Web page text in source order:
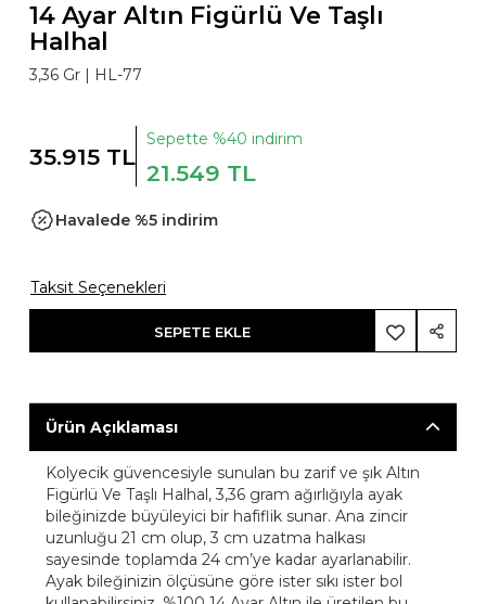
14 Ayar Altın Figürlü Ve Taşlı
Halhal
3,36 Gr | HL-77
35.915 TL
Sepette %40 indirim
21.549 TL
Havalede %5 indirim
Taksit Seçenekleri
SEPETE EKLE
Ürün Açıklaması
Kolyecik güvencesiyle sunulan bu zarif ve şık Altın
Figürlü Ve Taşlı Halhal, 3,36 gram ağırlığıyla ayak
bileğinizde büyüleyici bir hafiflik sunar. Ana zincir
uzunluğu 21 cm olup, 3 cm uzatma halkası
sayesinde toplamda 24 cm’ye kadar ayarlanabilir.
Ayak bileğinizin ölçüsüne göre ister sıkı ister bol